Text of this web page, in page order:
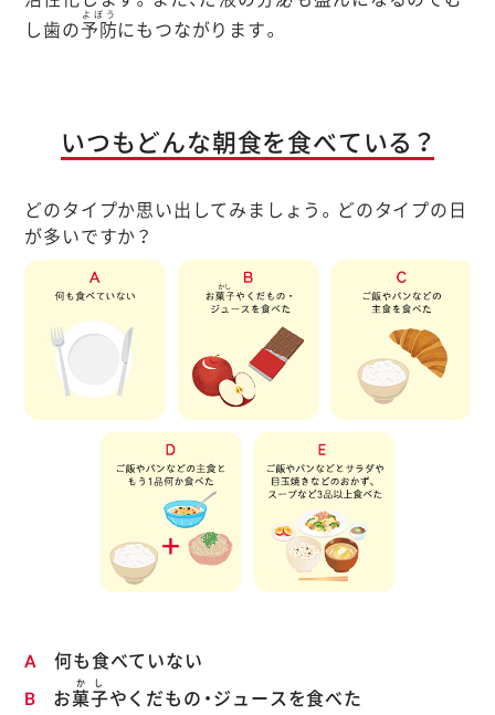
し歯の予防
よぼう
にもつながります。
いつもどんな朝食を食べている？
どのタイプか思い出してみましょう。どのタイプの日
が多いですか？
A
何も食べていない
B
お菓子
かし
やくだもの・ジュースを食べた